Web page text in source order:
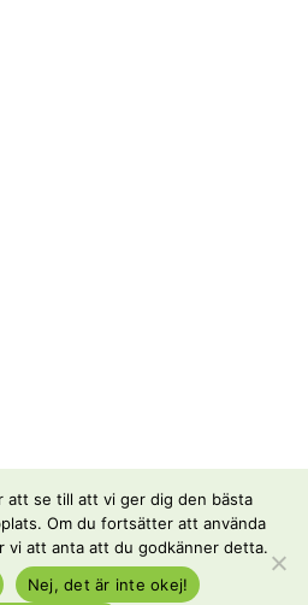
att se till att vi ger dig den bästa
Om du fortsätter att använda
vi att anta att du godkänner detta.
Nej, det är inte okej!